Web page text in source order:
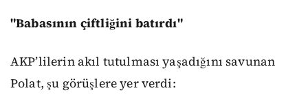
"Babasının çiftliğini batırdı"
AKP’lilerin akıl tutulması yaşadığını savunan
Polat, şu görüşlere yer verdi: